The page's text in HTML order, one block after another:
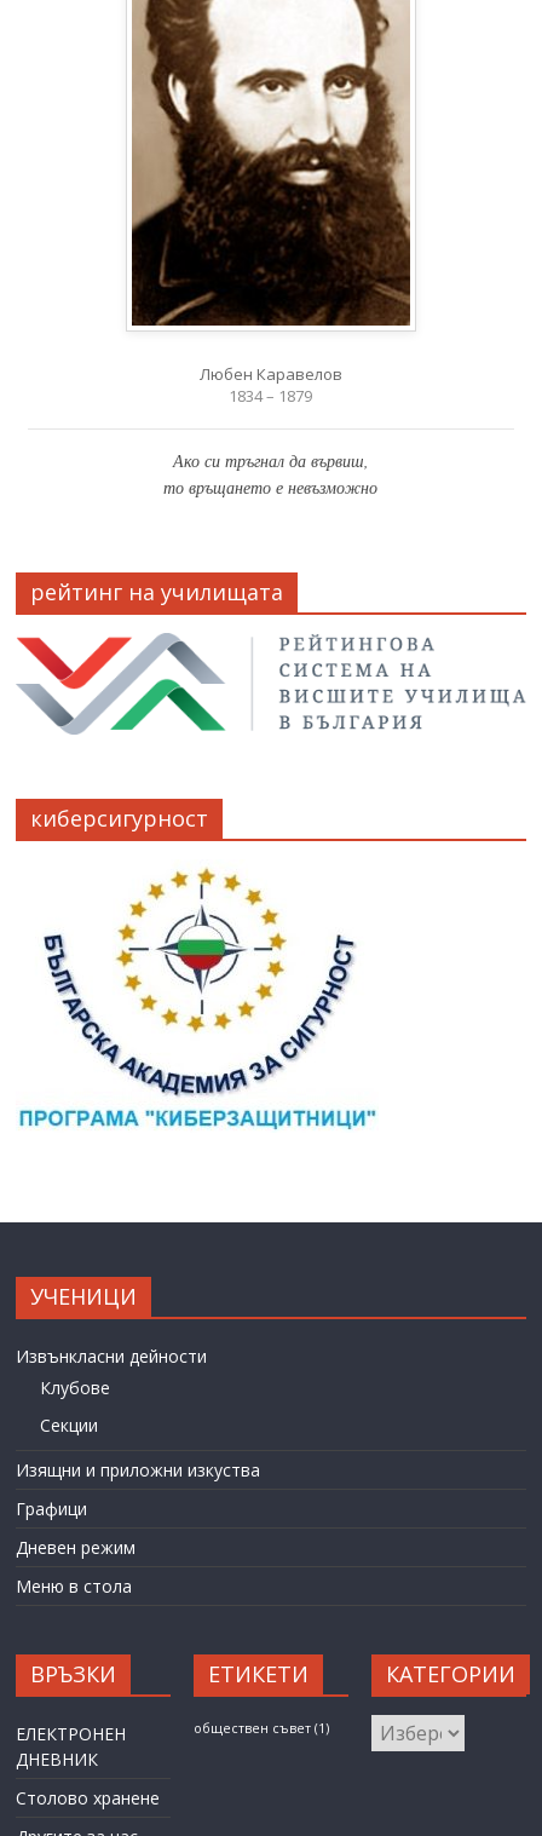
Любен Каравелов
1834 – 1879
Ако си тръгнал да вървиш,
то връщането е невъзможно
рейтинг на училищата
киберсигурност
УЧЕНИЦИ
Извънкласни дейности
Клубове
Секции
Изящни и приложни изкуства
Графици
Дневен режим
Меню в стола
ВРЪЗКИ
ЕЛЕКТРОНЕН
ДНЕВНИК
Столово хранене
ЕТИКЕТИ
обществен съвет (1)
КАТЕГОРИИ
КАТЕГОРИИ